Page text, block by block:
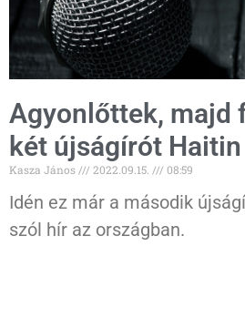
Agyonlőttek, majd
két újságírót Haitin
Kasza János 2022.09.15. 08:59
Idén ez már a második
szól hír az országban.